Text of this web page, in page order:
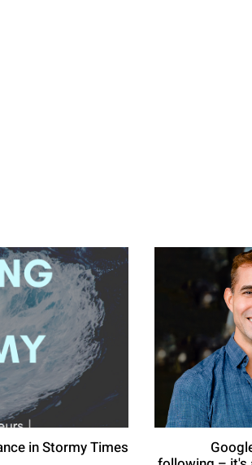
in Stormy Times